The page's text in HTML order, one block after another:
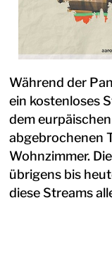
Während der
ein kostenloses
dem
abgebrochenen
Wohnzimmer.
übrigens bis
diese Streams